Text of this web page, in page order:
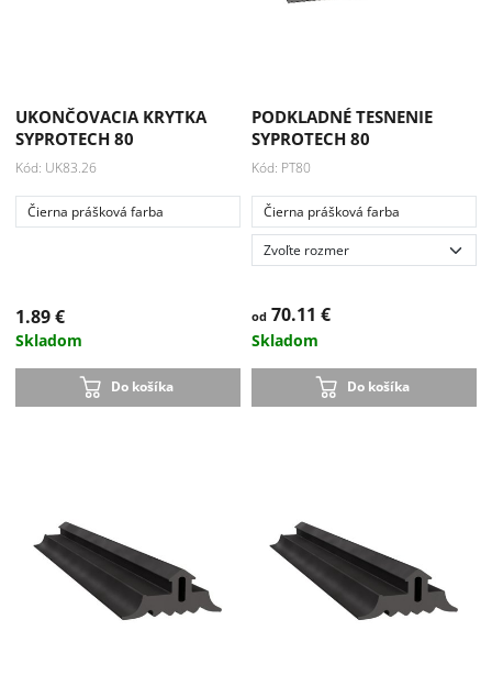
UKONČOVACIA KRYTKA
SYPROTECH 80
Kód: UK83.26
Čierna prášková farba
1.89 €
Skladom
Do košíka
PODKLADNÉ TESNENIE
SYPROTECH 80
Kód: PT80
Čierna prášková farba
od 70.11 €
Skladom
Do košíka